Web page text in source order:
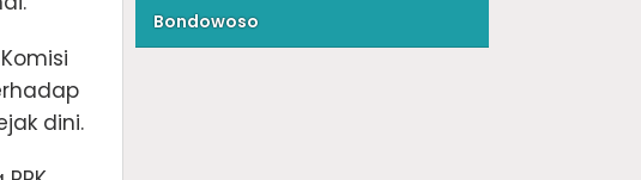
dini.
Bondowoso